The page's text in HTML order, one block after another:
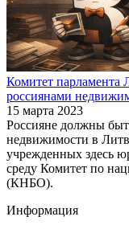
Комитет парламента
россиянами
15 марта 2023
Россияне должны
недвижимости в
учрежденных здесь
среду Комитет по
(КНБО).
Информация